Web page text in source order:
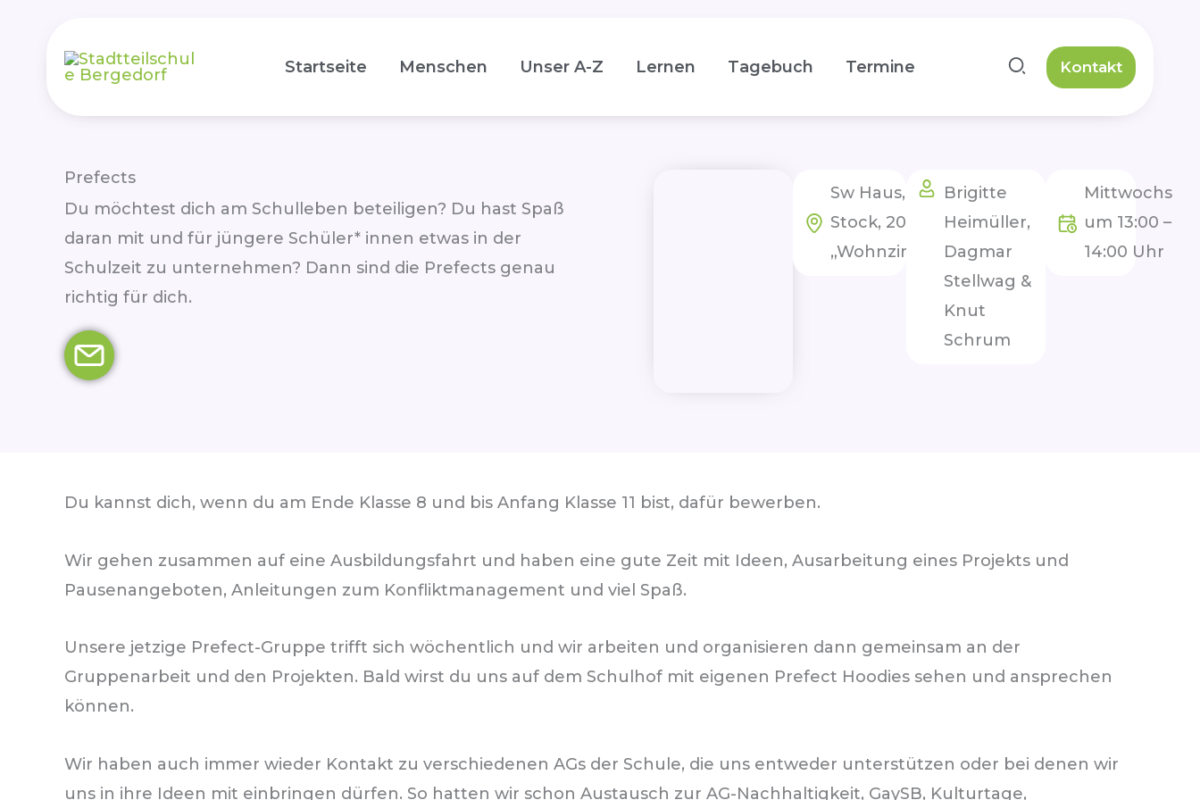
springen
Startseite Menschen Unser A-Z Lernen Tagebuch Termine Kontakt
Prefects
Du möchtest dich am Schulleben beteiligen? Du hast Spaß
daran mit und für jüngere Schüler* innen etwas in der
Schulzeit zu unternehmen? Dann sind die Prefects genau
richtig für dich.
Sw Haus, 2.
Stock, 202, im
„Wohnzimmer“
Brigitte
Heimüller,
Dagmar
Stellwag &
Knut
Schrum
Mittwochs
um 13:00 –
14:00 Uhr
Du kannst dich, wenn du am Ende Klasse 8 und bis Anfang Klasse 11 bist, dafür bewerben.
Wir gehen zusammen auf eine Ausbildungsfahrt und haben eine gute Zeit mit Ideen, Ausarbeitung eines Projekts und
Pausenangeboten, Anleitungen zum Konfliktmanagement und viel Spaß.
Unsere jetzige Prefect-Gruppe trifft sich wöchentlich und wir arbeiten und organisieren dann gemeinsam an der
Gruppenarbeit und den Projekten. Bald wirst du uns auf dem Schulhof mit eigenen Prefect Hoodies sehen und ansprechen
können.
Wir haben auch immer wieder Kontakt zu verschiedenen AGs der Schule, die uns entweder unterstützen oder bei denen wir
uns in ihre Ideen mit einbringen dürfen. So hatten wir schon Austausch zur AG-Nachhaltigkeit, GaySB, Kulturtage,